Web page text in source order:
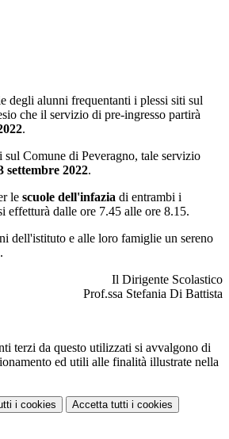
degli alunni frequentanti i plessi siti sul
che il servizio di pre-ingresso partirà
.
sul Comune di Peveragno, tale servizio
settembre 2022.
le scuole dell'infazia di entrambi i
effetturà dalle ore 7.45 alle ore 8.15.
dell'istituto e alle loro famiglie un sereno
Il Dirigente Scolastico
Prof.ssa Stefania Di Battista
terzi da questo utilizzati si avvalgono di
ed utili alle finalità illustrate nella
i cookies Accetta tutti i cookies